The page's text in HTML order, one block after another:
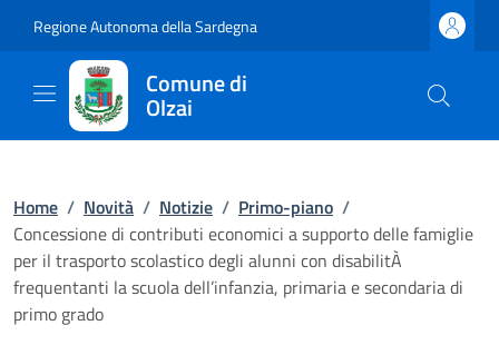
Regione Autonoma della Sardegna
Comune di
Olzai
Home / Novità / Notizie / Primo-piano /
Concessione di contributi economici a supporto delle famiglie
per il trasporto scolastico degli alunni con disabilitÀ
frequentanti la scuola dell’infanzia, primaria e secondaria di
primo grado